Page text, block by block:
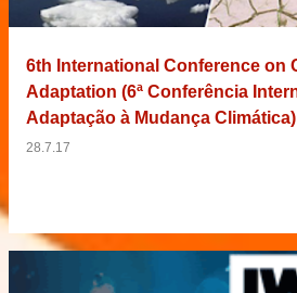
6th International Conference on
Adaptation (6ª Conferência
Adaptação à Mudança Climática)
28.7.17